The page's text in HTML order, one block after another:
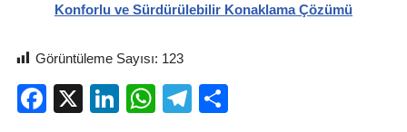
Konforlu ve Sürdürülebilir Konaklama Çözümü
Görüntüleme Sayısı: 123
F
X
Li
W
T